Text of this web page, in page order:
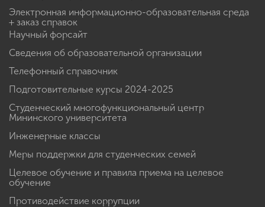
Электронная информационно-образовательная среда
+ заказ справок
Научный форсайт
Сведения об образовательной организации
Телефонный справочник
Подготовительные курсы 2024-2025
Студенческий многофункциональный центр
Мининского университета
Инженерные классы
Меры поддержки для студенческих семей
Целевое обучение и правила приема на целевое
обучение
Противодействие коррупции